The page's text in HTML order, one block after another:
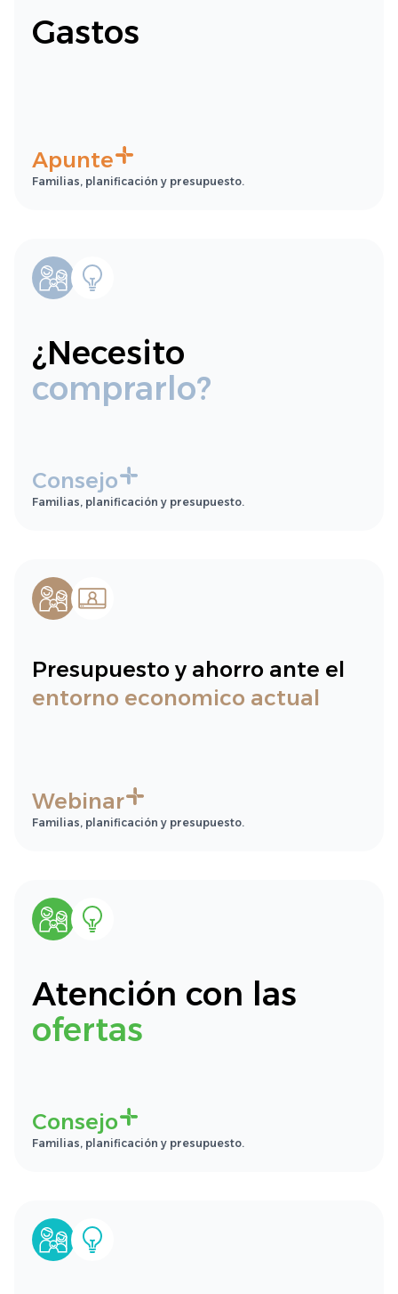
Gastos
Apunte
Familias, planificación y presupuesto.
¿Necesito
comprarlo?
Consejo
Familias, planificación y presupuesto.
Presupuesto y ahorro ante el
entorno economico actual
Webinar
Familias, planificación y presupuesto.
Atención con las
ofertas
Consejo
Familias, planificación y presupuesto.